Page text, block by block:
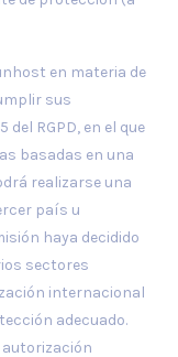
en materia de
sus
RGPD, en el que
basadas en una
realizarse una
país u
haya decidido
sectores
internacional
adecuado.